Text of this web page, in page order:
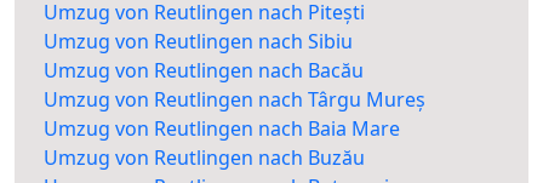
Umzug von Reutlingen nach Pitești
Umzug von Reutlingen nach Sibiu
Umzug von Reutlingen nach Bacău
Umzug von Reutlingen nach Târgu Mureș
Umzug von Reutlingen nach Baia Mare
Umzug von Reutlingen nach Buzău